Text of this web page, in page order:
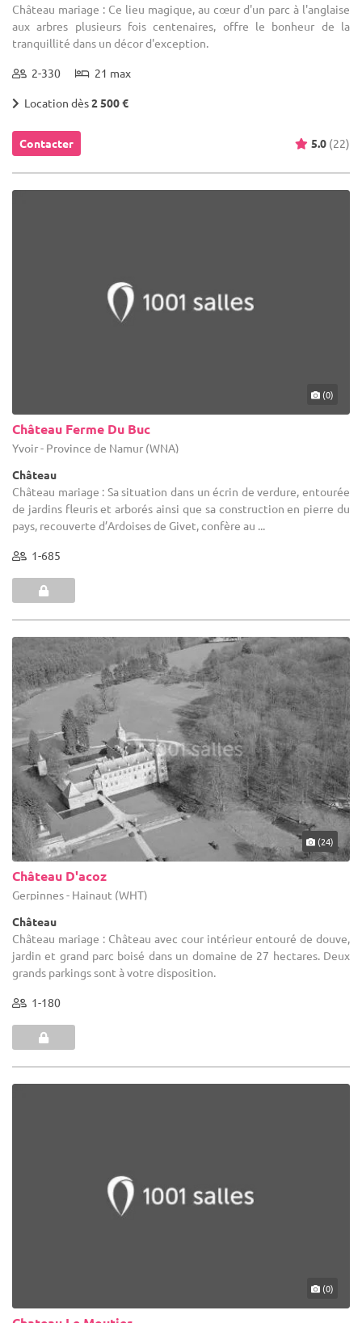
Château mariage : Ce lieu magique, au cœur d'un parc à l'anglaise
aux arbres plusieurs fois centenaires, offre le bonheur de la
tranquillité dans un décor d'exception.
2-330 21 max
Location dès2 500 €
Contacter 5.0 (22)
(0)
Château Ferme Du Buc
Yvoir - Province de Namur (WNA)
Château
Château mariage : Sa situation dans un écrin de verdure, entourée
de jardins fleuris et arborés ainsi que sa construction en pierre du
pays, recouverte d’Ardoises de Givet, confère au ...
1-685
(24)
Château D'acoz
Gerpinnes - Hainaut (WHT)
Château
Château mariage : Château avec cour intérieur entouré de douve,
jardin et grand parc boisé dans un domaine de 27 hectares. Deux
grands parkings sont à votre disposition.
1-180
(0)